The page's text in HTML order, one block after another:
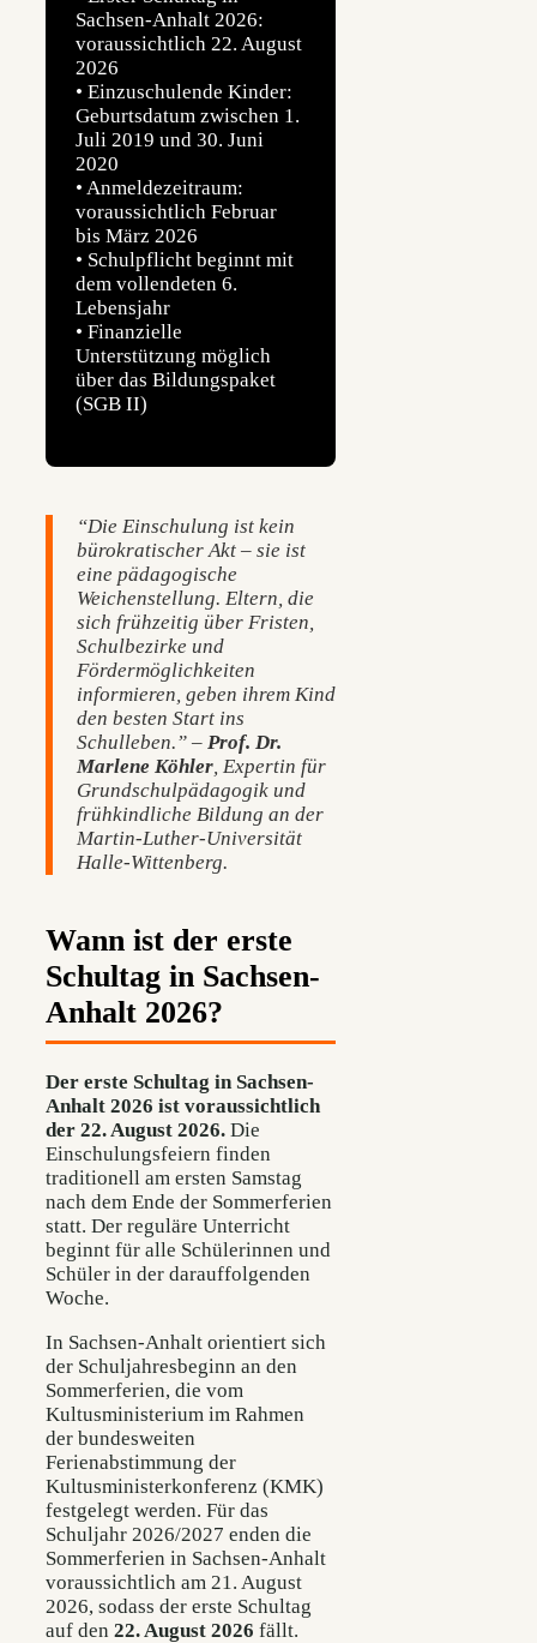
Sachsen-Anhalt 2026:
voraussichtlich 22. August
2026
• Einzuschulende Kinder:
Geburtsdatum zwischen 1.
Juli 2019 und 30. Juni
2020
• Anmeldezeitraum:
voraussichtlich Februar
bis März 2026
• Schulpflicht beginnt mit
dem vollendeten 6.
Lebensjahr
• Finanzielle
Unterstützung möglich
über das Bildungspaket
(SGB II)
“Die Einschulung ist kein
bürokratischer Akt – sie ist
eine pädagogische
Weichenstellung. Eltern, die
sich frühzeitig über Fristen,
Schulbezirke und
Fördermöglichkeiten
informieren, geben ihrem Kind
den besten Start ins
Schulleben.” – Prof. Dr.
Marlene Köhler, Expertin für
Grundschulpädagogik und
frühkindliche Bildung an der
Martin-Luther-Universität
Halle-Wittenberg.
Wann ist der erste
Schultag in Sachsen-
Anhalt 2026?
Der erste Schultag in Sachsen-
Anhalt 2026 ist voraussichtlich
der 22. August 2026. Die
Einschulungsfeiern finden
traditionell am ersten Samstag
nach dem Ende der Sommerferien
statt. Der reguläre Unterricht
beginnt für alle Schülerinnen und
Schüler in der darauffolgenden
Woche.
In Sachsen-Anhalt orientiert sich
der Schuljahresbeginn an den
Sommerferien, die vom
Kultusministerium im Rahmen
der bundesweiten
Ferienabstimmung der
Kultusministerkonferenz (KMK)
festgelegt werden. Für das
Schuljahr 2026/2027 enden die
Sommerferien in Sachsen-Anhalt
voraussichtlich am 21. August
2026, sodass der erste Schultag
auf den 22. August 2026 fällt.